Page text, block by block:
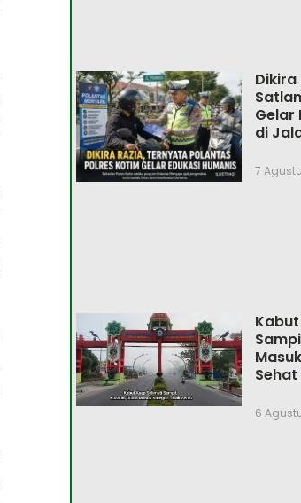
Dikira
Gelar
di
7
Sehat
6